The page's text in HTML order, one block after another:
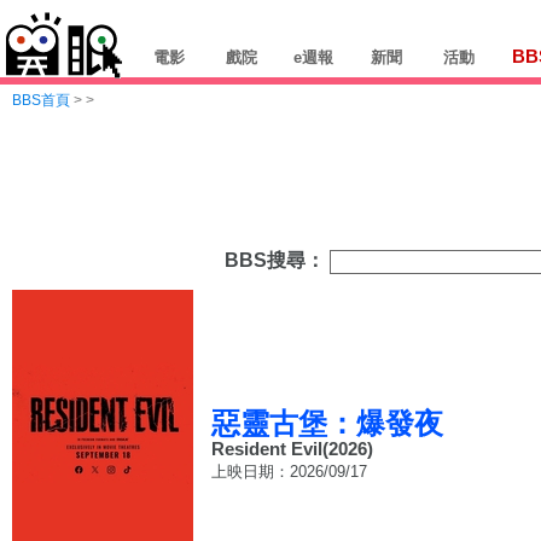
電影 戲院 e週報 新聞 活動
BBS首頁 > >
BBS搜尋：
惡靈古堡：爆發夜
Resident Evil(2026)
上映日期：2026/09/17